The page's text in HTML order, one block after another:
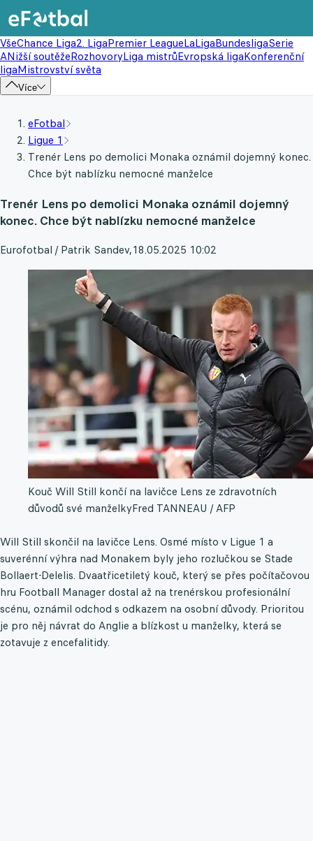
VšeChance Liga2. LigaPremier LeagueLaLigaBundesligaSerie
ANižší soutěžeRozhovoryLiga mistrůEvropská ligaKonferenční
ligaMistrovství světa
Více
eFotbal
Ligue 1
Trenér Lens po demolici Monaka oznámil dojemný konec.
Chce být nablízku nemocné manželce
Trenér Lens po demolici Monaka oznámil dojemný
konec. Chce být nablízku nemocné manželce
Eurofotbal / Patrik Sandev,18.05.2025 10:02
Kouč Will Still končí na lavičce Lens ze zdravotních
důvodů své manželkyFred TANNEAU / AFP
Will Still skončil na lavičce Lens. Osmé místo v Ligue 1 a
suverénní výhra nad Monakem byly jeho rozlučkou se Stade
Bollaert-Delelis. Dvaatřicetiletý kouč, který se přes počítačovou
hru Football Manager dostal až na trenérskou profesionální
scénu, oznámil odchod s odkazem na osobní důvody. Prioritou
je pro něj návrat do Anglie a blízkost u manželky, která se
zotavuje z encefalitidy.